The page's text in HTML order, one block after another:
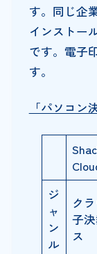
す。同じ企
インストー
です。電子
す。
「パソコン
ジ
ャ
ン
ル
ク
子
ス